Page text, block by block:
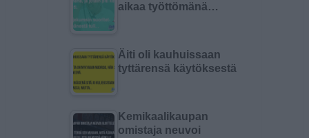
aikaa työttömänä…
Äiti oli kauhuissaan
tyttärensä käytöksestä
Kemikaalikaupan
omistaja neuvoi